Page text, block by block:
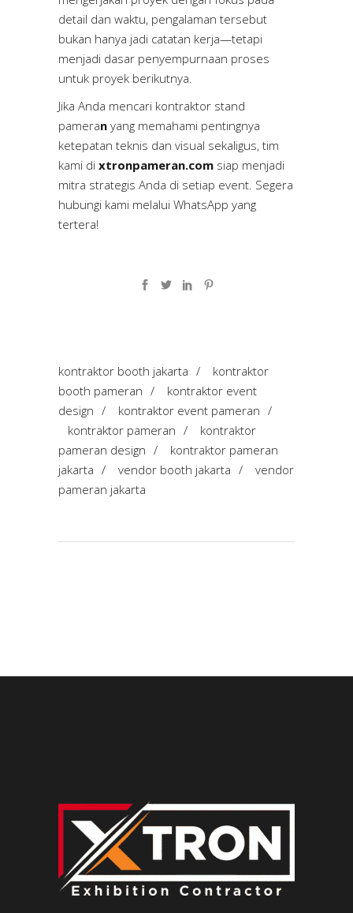
detail dan waktu, pengalaman tersebut
bukan hanya jadi catatan kerja—tetapi
menjadi dasar penyempurnaan proses
untuk proyek berikutnya.
Jika Anda mencari kontraktor stand
pameran yang memahami pentingnya
ketepatan teknis dan visual sekaligus, tim
kami di xtronpameran.com siap menjadi
mitra strategis Anda di setiap event. Segera
hubungi kami melalui WhatsApp yang
tertera!
kontraktor booth jakarta /
kontraktor
booth pameran /
kontraktor event
design / kontraktor event pameran /
kontraktor pameran /
kontraktor
pameran design /
kontraktor pameran
jakarta / vendor booth jakarta /
vendor
pameran jakarta